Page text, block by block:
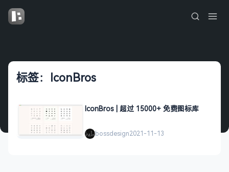
标签：IconBros
IconBros | 超过 15000+ 免费图标库
bossdesign2021-11-13